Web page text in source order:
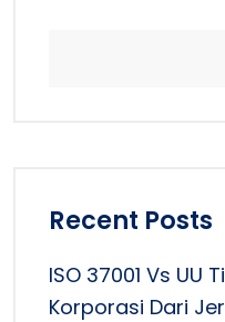
Recent Posts
ISO 37001 Vs UU
Korporasi Dari